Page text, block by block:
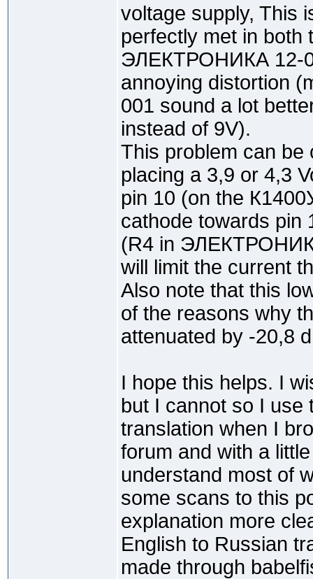
voltage supply, This
perfectly met in both
ЭЛЕКТРОНИКА 12-
annoying distortion
001 sound a lot
instead of 9V).
This problem can
placing a 3,9 or 4,3
pin 10 (on the
cathode towards pin
(R4 in
will limit the current
Also note that this
of the reasons why
attenuated by -20,8
I hope this helps. I
but I cannot so I use
translation when I
forum and with a
understand most of
some scans to this
explanation more
English to Russian
made through